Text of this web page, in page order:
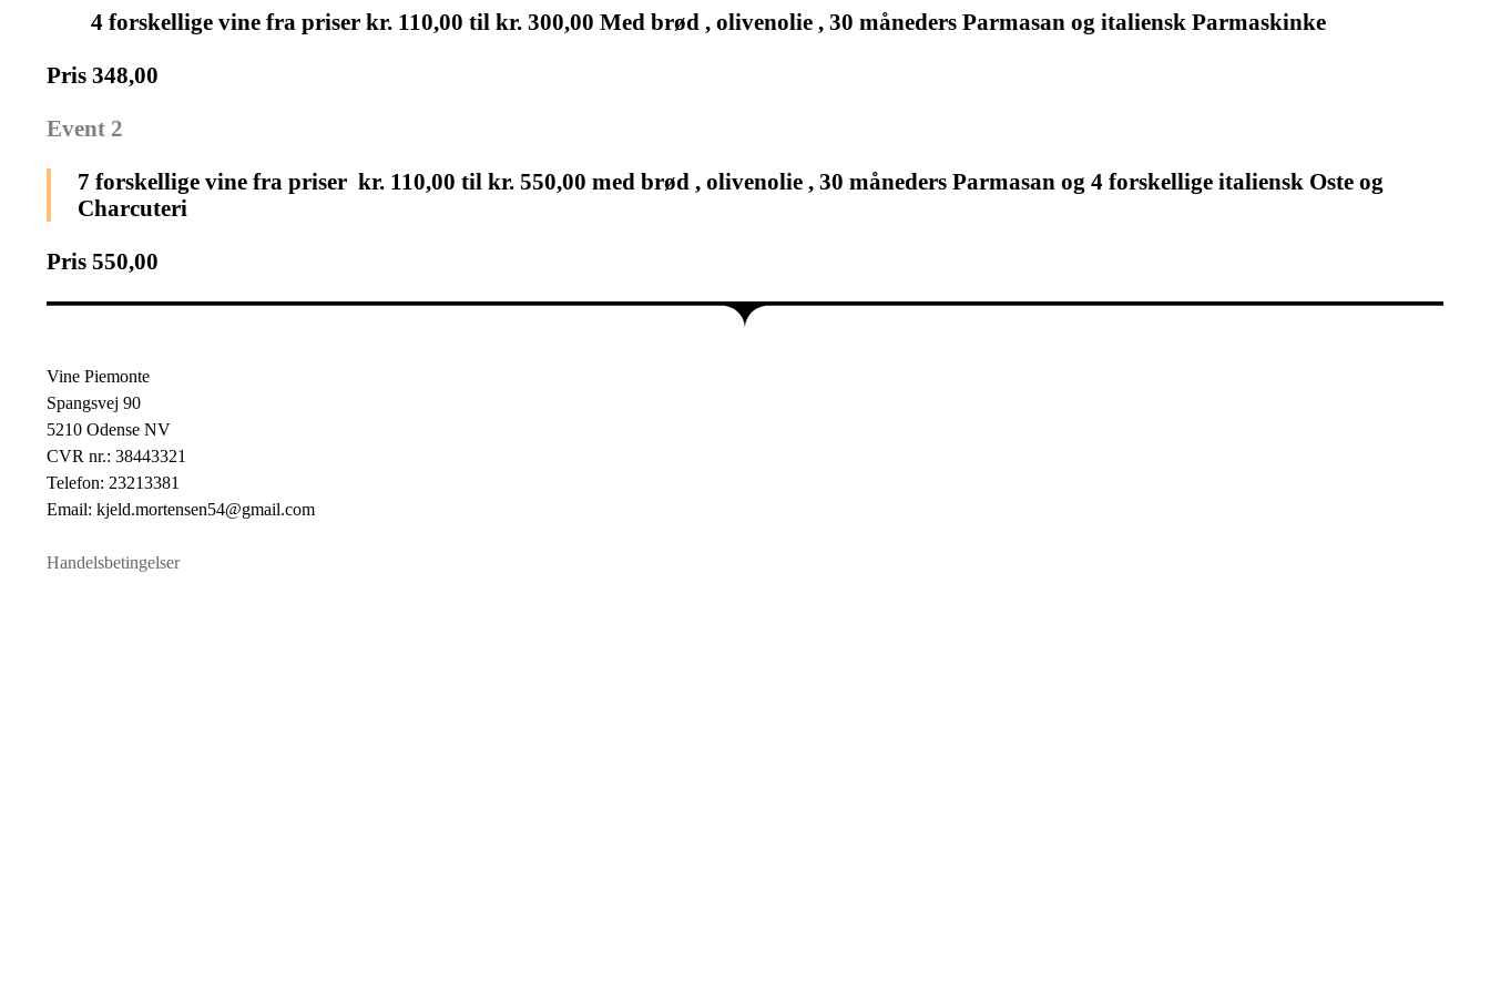
4 forskellige vine fra priser kr. 110,00 til kr. 300,00 Med brød , olivenolie , 30 måneders Parmasan og italiensk Parmaskinke
Pris 348,00
Event 2
7 forskellige vine fra priser kr. 110,00 til kr. 550,00 med brød , olivenolie , 30 måneders Parmasan og 4 forskellige italiensk Oste og
Charcuteri
Pris 550,00
Vine Piemonte
Spangsvej 90
5210 Odense NV
CVR nr.: 38443321
Telefon: 23213381
Email: kjeld.mortensen54@gmail.com
Handelsbetingelser